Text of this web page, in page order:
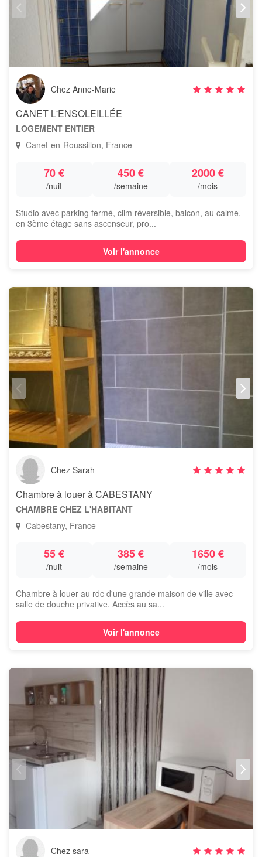
Chez Anne-Marie
CANET L'ENSOLEILLÉE
LOGEMENT ENTIER
Canet-en-Roussillon, France
70 €
/nuit
450 €
/semaine
2000 €
/mois
Studio avec parking fermé, clim réversible, balcon, au calme,
en 3ème étage sans ascenseur, pro...
Voir l'annonce
Chez Sarah
Chambre à louer à CABESTANY
CHAMBRE CHEZ L'HABITANT
Cabestany, France
55 €
/nuit
385 €
/semaine
1650 €
/mois
Chambre à louer au rdc d'une grande maison de ville avec
salle de douche privative. Accès au sa...
Voir l'annonce
Chez sara